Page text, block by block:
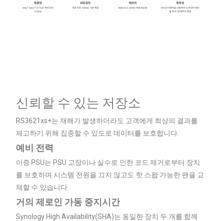
신뢰할 수 있는 저장소
RS3621xs+는 재해가 발생하더라도 고객에게 최상의 결과를
제고하기 위해 집중할 수 있도로 데이터를 보호합니다.
예비 전력
이증 PSU는 PSU 고장이나 실수로 인한 코드 제거로부터 장치
를 보호하며 시스템 전원을 끄지 않고도 핫 스왑 가능한 팬을 교
체할 수 있습니다.
거의 제로인 가동 중지시간
Synology High Availability(SHA)는 동일한 장치 두 개를 함께